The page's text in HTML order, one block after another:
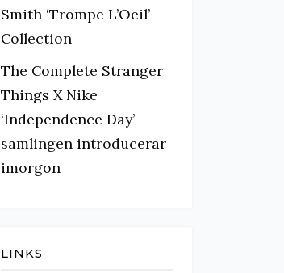
Smith ‘Trompe L’Oeil’
Collection
The Complete Stranger
Things X Nike
‘Independence Day’ -
samlingen introducerar
imorgon
LINKS